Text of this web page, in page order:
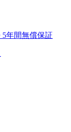
5年間無償保証